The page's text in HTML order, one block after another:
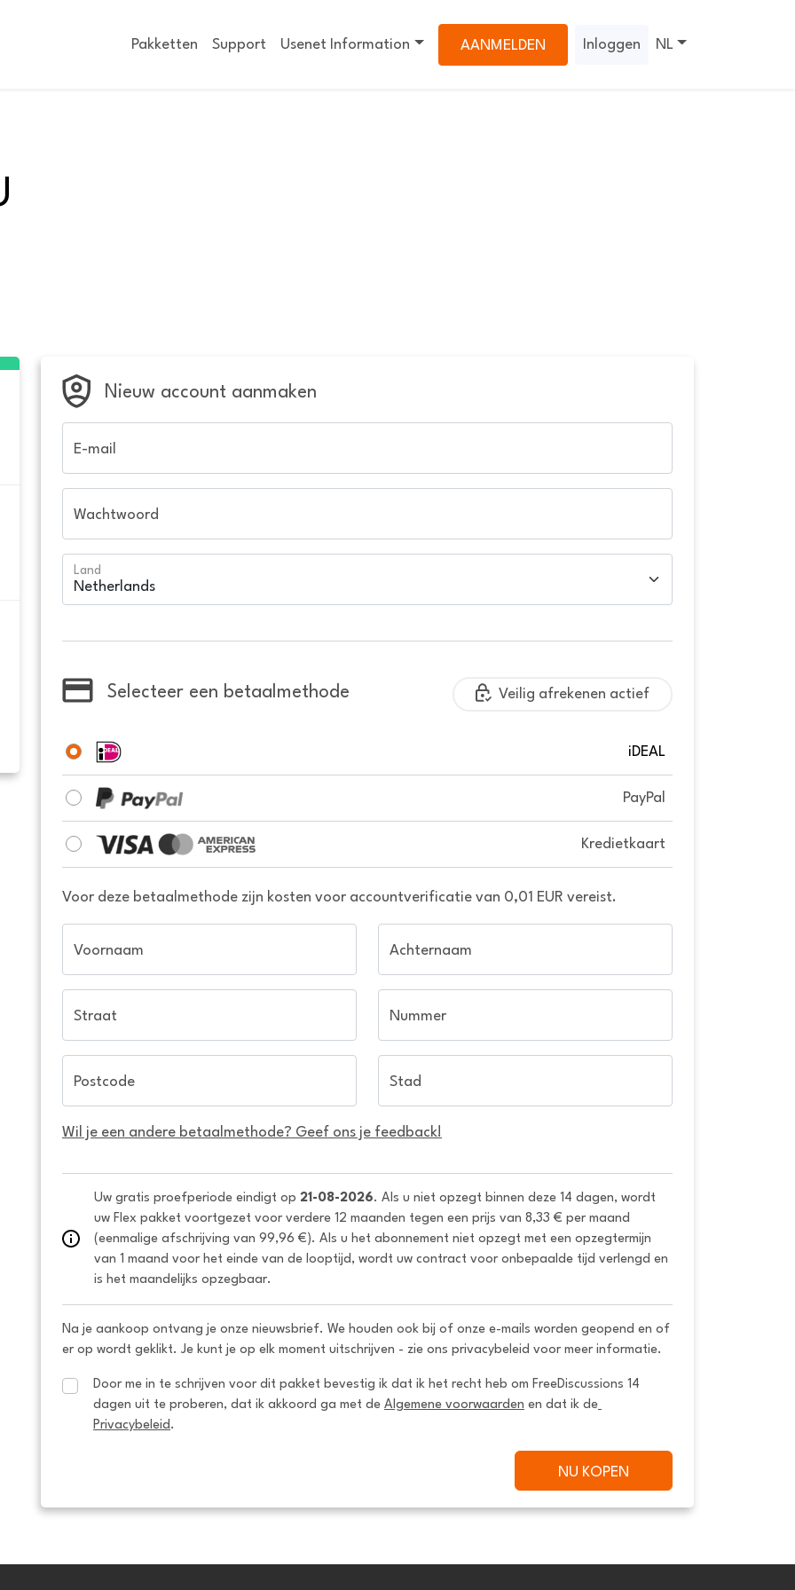
Pakketten Support Usenet Information AANMELDEN Inloggen NL
Nieuw account aanmaken
E-mail
Wachtwoord
Land
Selecteer een betaalmethode Veilig afrekenen actief
iDEAL
PayPal
Kredietkaart
Voor deze betaalmethode zijn kosten voor accountverificatie van 0,01 EUR vereist.
Voornaam Achternaam
Straat Nummer
Postcode Stad
Wil je een andere betaalmethode? Geef ons je feedback!
Uw gratis proefperiode eindigt op 21-08-2026. Als u niet opzegt binnen deze 14 dagen, wordt
uw Flex pakket voortgezet voor verdere 12 maanden tegen een prijs van 8,33 € per maand
(eenmalige afschrijving van 99,96 €). Als u het abonnement niet opzegt met een opzegtermijn
van 1 maand voor het einde van de looptijd, wordt uw contract voor onbepaalde tijd verlengd en
is het maandelijks opzegbaar.
Na je aankoop ontvang je onze nieuwsbrief. We houden ook bij of onze e-mails worden geopend en of
er op wordt geklikt. Je kunt je op elk moment uitschrijven - zie ons privacybeleid voor meer informatie.
Door me in te schrijven voor dit pakket bevestig ik dat ik het recht heb om FreeDiscussions 14
dagen uit te proberen, dat ik akkoord ga met de Algemene voorwaarden en dat ik de
Privacybeleid .
NU KOPEN